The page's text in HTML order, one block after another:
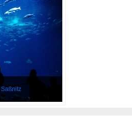
Saßnitz